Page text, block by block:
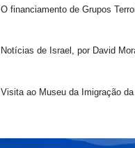
O financiamento de Grupos
Notícias de Israel, por David
Visita ao Museu da Imigração